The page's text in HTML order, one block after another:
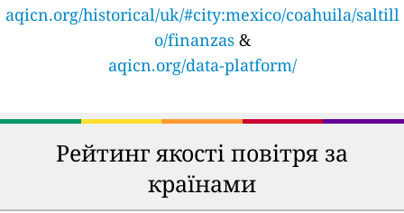
aqicn.org/historical/uk/#city:mexico/coahuila/saltill
o/finanzas&
aqicn.org/data-platform/
Рейтинг якості повітря за
країнами